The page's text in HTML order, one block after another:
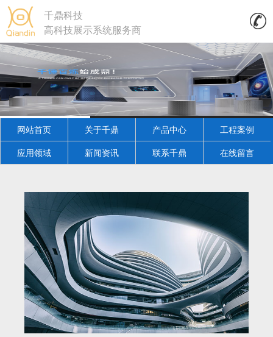
千鼎科技
高科技展示系统服务商
网站首页 关于千鼎 产品中心
工程案例
应用领域
新闻资讯 联系千鼎 在线留言